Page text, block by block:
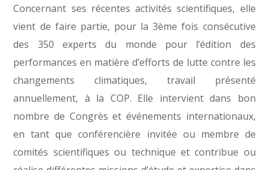
Concernant ses récentes activités scientifiques, elle
vient de faire partie, pour la 3ème fois consécutive
des 350 experts du monde pour l’édition des
performances en matière d’efforts de lutte contre les
changements climatiques, travail présenté
annuellement, à la COP. Elle intervient dans bon
nombre de Congrès et événements internationaux,
en tant que conférencière invitée ou membre de
comités scientifiques ou technique et contribue ou